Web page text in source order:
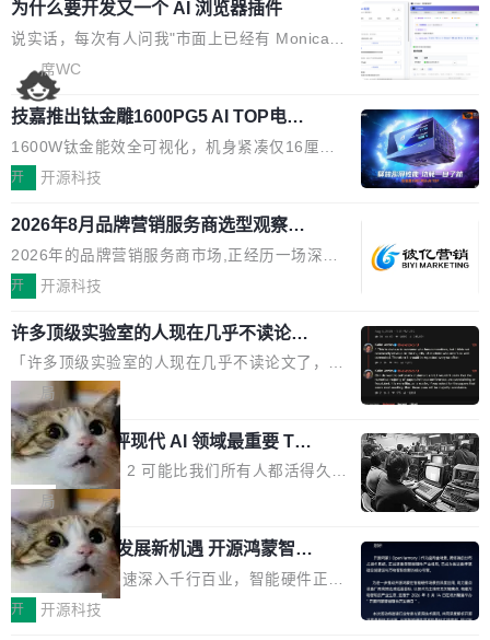
为什么要开发又一个 AI 浏览器插件
说实话，每次有人问我"市面上已经有 Monica、
Sider、Copilot for Chrome 这些 AI 浏览器插件
了，你为什么还要再做一个"，我都觉得这个问题
问得好。 因为我自己也是从用户变成开发者的。
现有产品的天花板 我用过不少 AI 浏览器插件。
刚开始觉得都挺好——选中一段文字，弹出解
要。但用久了你会发现，它们本质上都是同一类
东西：一个带网页上下文的聊天框。 它们能读取
页面的文本，然后把文本丢给大模型，再返回一
段回答。仅此而已。 这当然有用，但总觉得差点
意思。比如我在一个后台管理系统里，需要填50
个表单字段，每个字段还有联动逻辑；比如我
想...
席WC
技嘉推出钛金雕1600PG5 AI TOP电
源：为发烧级主机与本地AI算力打造旗
舰供电方案
1600W钛金能效全可视化，机身紧凑仅16厘米
继2026台北电脑展首度亮相后，技嘉科技近日正
电源专为发烧级DIY主机与本地AI算力平台打
造，整机长度仅16厘米，提供1600W额定功率
与80PLUS钛金能效；支持ATX 3.1与PCIe 5.1
规范，结合服务器级元件、完善供电线材与内置
实时LCD监控屏，可充分满足当下高阶PC主机
的严苛使用需求。 澎湃功率，紧凑机身 钛金雕1
600PG5 AI TOP具备强悍输出功率，同时实现
机身尺寸大幅精简。整机长度仅16厘米，属于同
功率段机身尺寸十分紧凑的1600W电源产品。小
巧机身有效提升市面主流标准A...
开 开源科技
2026年8月品牌营销服务商选型观察：
从流量思维到品牌资产思维的范式转移
2026年的品牌营销服务商市场,正经历一场深刻
的价值重构。全球全案品牌代理机构市场从2025
复合增长率达5.44%,预计2032年将突破120亿美
元。数字广告与公共关系相关服务市场更是从20
25年的8463亿美元扩张至2026年的8763亿美
元。数字的背后是一个清晰的事实——品牌对专
业化营销服务的需求从未如此迫切。 但市场扩容
的同时,服务商的竞争逻辑正在改变。2026年Top
Agency年度合辑的观察指出,“产品”这个离消费
者最近的载体,在整个品牌营销层面的权重显著变
高了。全域营销服务商的竞争正在从规模转向深
度,案例厚度、全域覆盖、多线协同...
开 开源科技
许多顶级实验室的人现在几乎不读论文
了
「许多顶级实验室的人现在几乎不读论文了，而
且他们认为 ICLR/ICML/NeurIPS 充斥着大量过
度宣传和欺诈。」 OpenAI 研究员 Keller Jorda
n 这条推文引发了广泛讨论。他不是在说风凉
话，他是说出了一个圈内人尽皆知但很少公开捅
破的事实。 Jordan 随后补充了一句软化声明：
「我不认为这些会议上大部分论文都在过度宣传
或造假。问题是，作为读者，如果你筛选出那些
看起来最令人兴奋的论文，那它们大部分都是过
度宣传的。」 这才是真正的痛点。不是所有论文
都有问题，是最吸引眼球的那批论文最有问题。
局
xAI 前工程师评现代 AI 领域最重要 Top
3 开源项目
Flash Attention 2 可能比我们所有人都活得久。
这句话不是来自某个技术博客，而是出自 Hieu
Pham 的一条推文。Hieu Pham 是谁？他是 xAI
的早期工程师之一，在 Grok 训练基础设施团队
工作过。近日他在 X 上发了一条帖子，列出了他
认为现代 AI 领域最重要的三个开源项目。 第一
局
共商智能硬件发展新机遇 开源鸿蒙智能
硬件开发者日杭州站即将举行
随着万物智联加速深入千行百业，智能硬件正从
单点设备迈向智能化、网联化、协同化发展。作
开 开源科技